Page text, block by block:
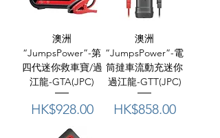
澳洲
“JumpsPower”-第
四代迷你救車寶/過
江龍-GTA(JPC)
價格
HK$928.00
澳洲
“JumpsPower”-電
筒撻車流動充迷你
過江龍-GTT(JPC)
價格
HK$858.00